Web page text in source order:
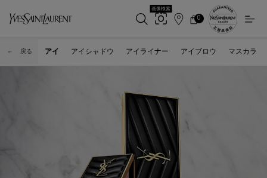
画像検索
店
カ
0
0 カート内の製品
戻る アイ アイシャドウ アイライナー アイブロウ マスカラ